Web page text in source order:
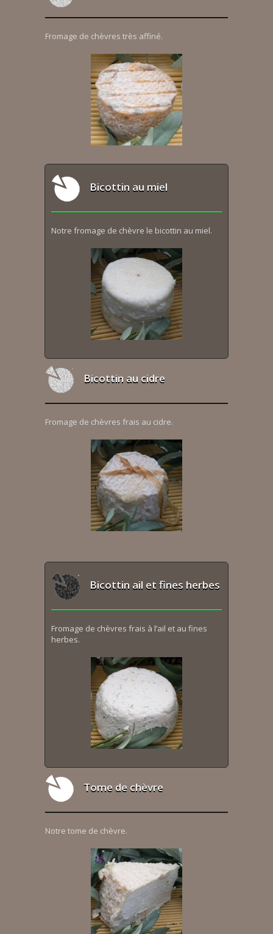
Fromage de chèvres très affiné.
Bicottin au miel
Notre fromage de chèvre le bicottin au miel.
Bicottin au cidre
Fromage de chèvres frais au cidre.
Bicottin ail et fines herbes
Fromage de chèvres frais à l’ail et au fines
herbes.
Tome de chèvre
Notre tome de chèvre.